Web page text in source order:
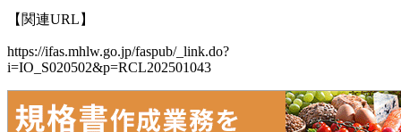
【関連URL】
https://ifas.mhlw.go.jp/faspub/_link.do?
i=IO_S020502&p=RCL202501043